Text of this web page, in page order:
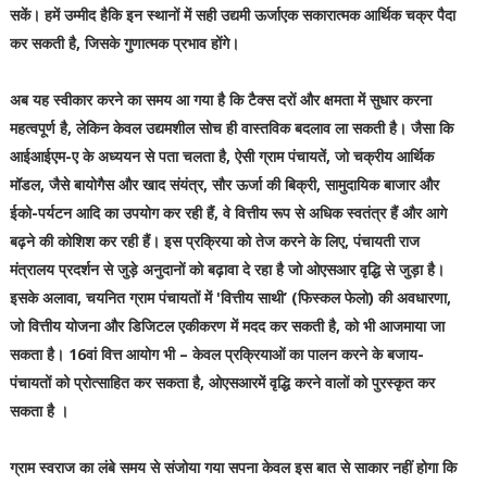
सकें। हमें उम्मीद हैकि इन स्थानों में सही उद्यमी ऊर्जाएक सकारात्मक आर्थिक चक्र पैदा
कर सकती है, जिसके गुणात्मक प्रभाव होंगे।
अब यह स्वीकार करने का समय आ गया है कि टैक्स दरों और क्षमता में सुधार करना
महत्वपूर्ण है, लेकिन केवल उद्यमशील सोच ही वास्तविक बदलाव ला सकती है। जैसा कि
आईआईएम-ए के अध्ययन से पता चलता है, ऐसी ग्राम पंचायतें, जो चक्रीय आर्थिक
मॉडल, जैसे बायोगैस और खाद संयंत्र, सौर ऊर्जा की बिक्री, सामुदायिक बाजार और
ईको-पर्यटन आदि का उपयोग कर रही हैं, वे वित्तीय रूप से अधिक स्वतंत्र हैं और आगे
बढ़ने की कोशिश कर रही हैं। इस प्रक्रिया को तेज करने के लिए, पंचायती राज
मंत्रालय प्रदर्शन से जुड़े अनुदानों को बढ़ावा दे रहा है जो ओएसआर वृद्धि से जुड़ा है।
इसके अलावा, चयनित ग्राम पंचायतों में 'वित्तीय साथी’ (फिस्कल फेलो) की अवधारणा,
जो वित्तीय योजना और डिजिटल एकीकरण में मदद कर सकती है, को भी आजमाया जा
सकता है। 16वां वित्त आयोग भी – केवल प्रक्रियाओं का पालन करने के बजाय-
पंचायतों को प्रोत्साहित कर सकता है, ओएसआरमें वृद्धि करने वालों को पुरस्कृत कर
सकता है ।
ग्राम स्वराज का लंबे समय से संजोया गया सपना केवल इस बात से साकार नहीं होगा कि